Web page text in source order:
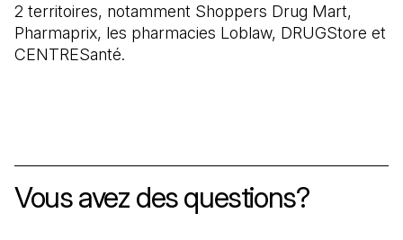
2 territoires, notamment Shoppers Drug Mart,
Pharmaprix, les pharmacies Loblaw, DRUGStore et
CENTRESanté.
Vous avez des questions?